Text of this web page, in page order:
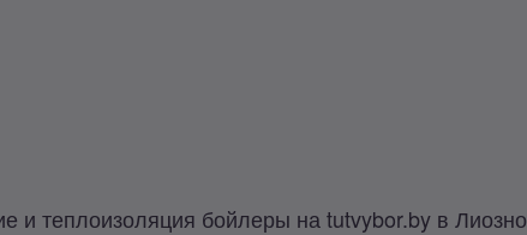
и теплоизоляция бойлеры на tutvybor.by в Лиозно